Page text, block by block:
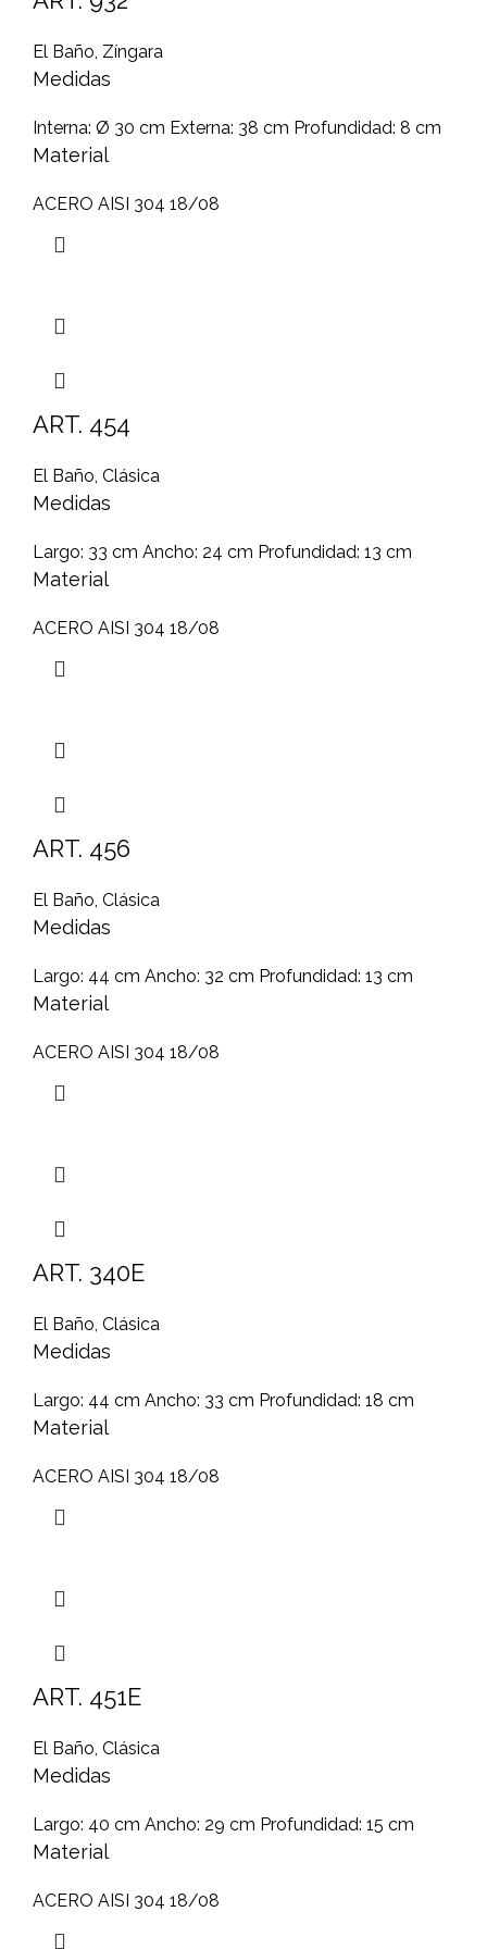
El Baño, Zíngara
Medidas
Interna: Ø 30 cm Externa: 38 cm Profundidad: 8 cm
Material
ACERO AISI 304 18/08
ART. 454
El Baño, Clásica
Medidas
Largo: 33 cm Ancho: 24 cm Profundidad: 13 cm
Material
ACERO AISI 304 18/08
ART. 456
El Baño, Clásica
Medidas
Largo: 44 cm Ancho: 32 cm Profundidad: 13 cm
Material
ACERO AISI 304 18/08
ART. 340E
El Baño, Clásica
Medidas
Largo: 44 cm Ancho: 33 cm Profundidad: 18 cm
Material
ACERO AISI 304 18/08
ART. 451E
El Baño, Clásica
Medidas
Largo: 40 cm Ancho: 29 cm Profundidad: 15 cm
Material
ACERO AISI 304 18/08